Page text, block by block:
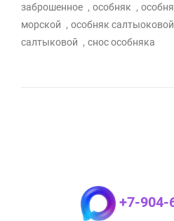
заброшенное , особняк ,
морской , особняк салтыоковой
салтыковой , снос особняка
+7-904-